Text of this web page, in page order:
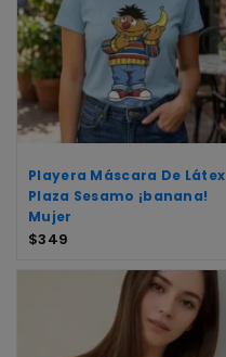
Playera Máscara De Látex
Plaza Sesamo ¡banana!
Mujer
$349